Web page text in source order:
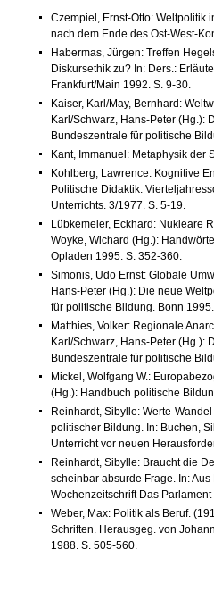
Czempiel, Ernst-Otto: Weltpolitik
nach dem Ende des Ost-West-
Habermas, Jürgen: Treffen
Diskursethik zu? In: Ders.:
Frankfurt/Main 1992. S. 9-30.
Kaiser, Karl/May, Bernhard:
Karl/Schwarz, Hans-Peter (Hg.):
Bundeszentrale für politische
Kant, Immanuel: Metaphysik der
Kohlberg, Lawrence: Kognitive
Politische Didaktik.
Unterrichts. 3/1977. S. 5-19.
Lübkemeier, Eckhard: Nukleare
Woyke, Wichard (Hg.):
Opladen 1995. S. 352-360.
Simonis, Udo Ernst: Globale
Hans-Peter (Hg.): Die neue
für politische Bildung. Bonn
Matthies, Volker: Regionale
Karl/Schwarz, Hans-Peter (Hg.):
Bundeszentrale für politische
Mickel, Wolfgang W.:
(Hg.): Handbuch politische
Reinhardt, Sibylle: Werte-
politischer Bildung. In: Buchen,
Unterricht vor neuen
Reinhardt, Sibylle: Braucht die
scheinbar absurde Frage. In:
Wochenzeitschrift Das
Weber, Max: Politik als Beruf.
Schriften. Herausgeg. von
1988. S. 505-560.